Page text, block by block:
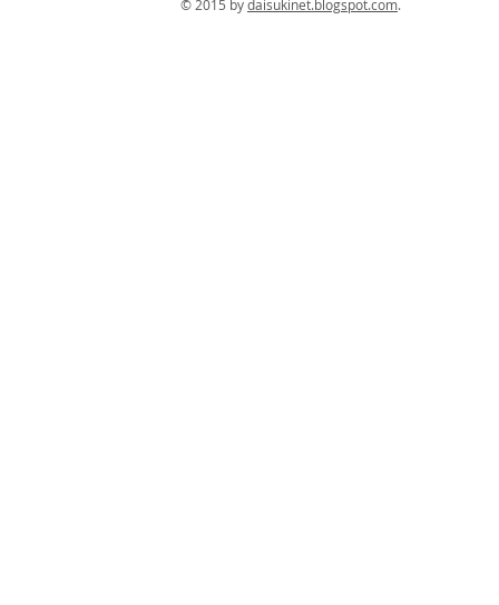
© 2015 bydaisukinet.blogspot.com.